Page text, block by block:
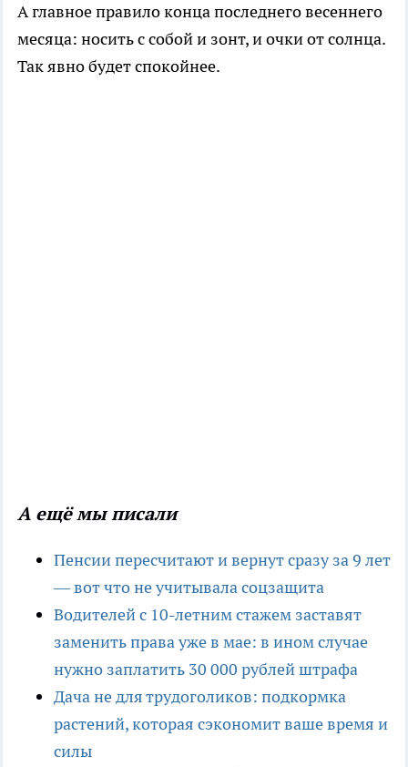
А главное правило конца последнего весеннего
месяца: носить с собой и зонт, и очки от солнца.
Так явно будет спокойнее.
А ещё мы писали
Пенсии пересчитают и вернут сразу за 9 лет
— вот что не учитывала соцзащита
Водителей с 10-летним стажем заставят
заменить права уже в мае: в ином случае
нужно заплатить 30 000 рублей штрафа
Дача не для трудоголиков: подкормка
растений, которая сэкономит ваше время и
силы